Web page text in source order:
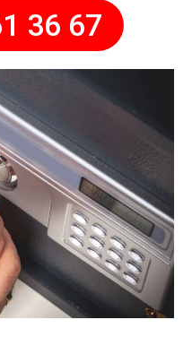
36 67